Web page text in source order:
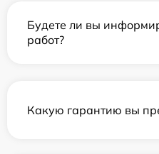
Будете ли вы
работ?
Какую гарантию вы